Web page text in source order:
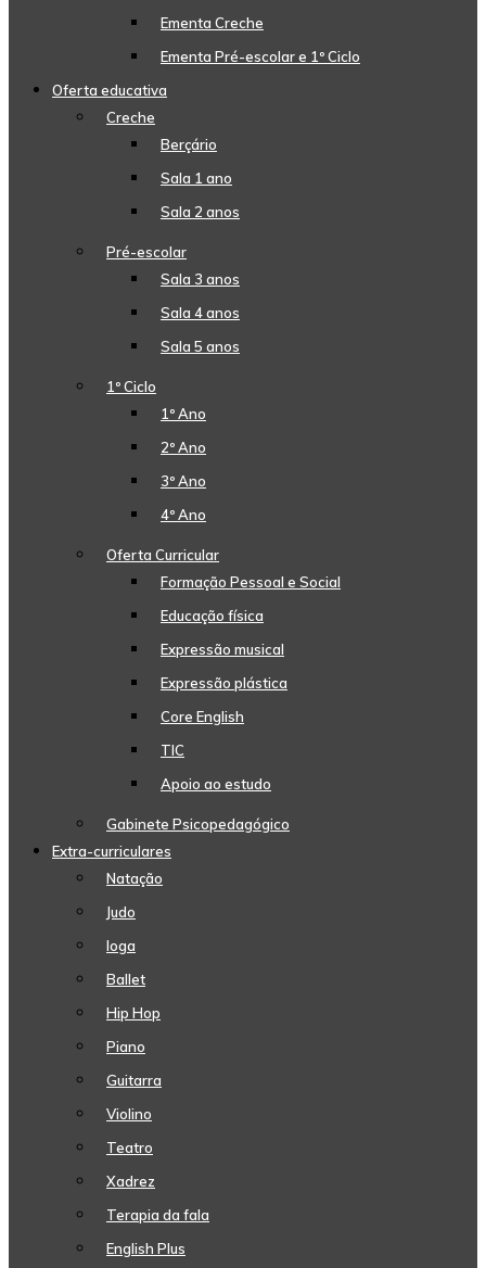
Ementa Creche
Ementa Pré-escolar e 1º Ciclo
Oferta educativa
Creche
Berçário
Sala 1 ano
Sala 2 anos
Pré-escolar
Sala 3 anos
Sala 4 anos
Sala 5 anos
1º Ciclo
1º Ano
2º Ano
3º Ano
4º Ano
Oferta Curricular
Formação Pessoal e Social
Educação física
Expressão musical
Expressão plástica
Core English
TIC
Apoio ao estudo
Gabinete Psicopedagógico
Extra-curriculares
Natação
Judo
Ioga
Ballet
Hip Hop
Piano
Guitarra
Violino
Teatro
Xadrez
Terapia da fala
English Plus